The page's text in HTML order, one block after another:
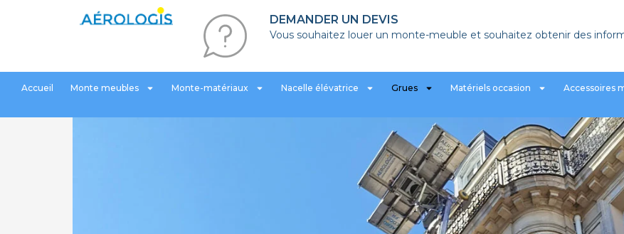
DEMANDER UN DEVIS
Vous souhaitez louer un monte-meuble et souhaitez obtenir des
Accueil Monte meubles Monte-matériaux Nacelle élévatrice Grues Matériels occasion Accessoires